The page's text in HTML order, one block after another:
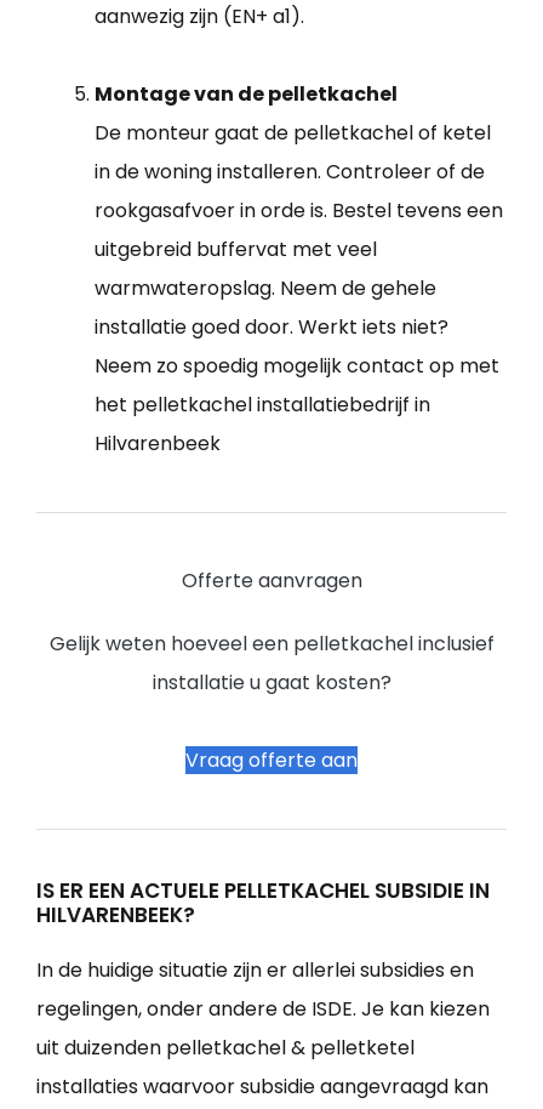
aanwezig zijn (EN+ a1).
Montage van de pelletkachel
De monteur gaat de pelletkachel of ketel
in de woning installeren. Controleer of de
rookgasafvoer in orde is. Bestel tevens een
uitgebreid buffervat met veel
warmwateropslag. Neem de gehele
installatie goed door. Werkt iets niet?
Neem zo spoedig mogelijk contact op met
het pelletkachel installatiebedrijf in
Hilvarenbeek
Offerte aanvragen
Gelijk weten hoeveel een pelletkachel inclusief
installatie u gaat kosten?
Vraag offerte aan
IS ER EEN ACTUELE PELLETKACHEL SUBSIDIE IN
HILVARENBEEK?
In de huidige situatie zijn er allerlei subsidies en
regelingen, onder andere de ISDE. Je kan kiezen
uit duizenden pelletkachel & pelletketel
installaties waarvoor subsidie aangevraagd kan